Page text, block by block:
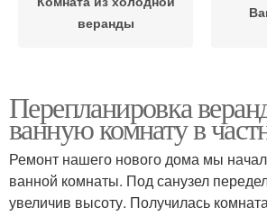
веранды
доме
Комнаты в частном
Перепланировка
ванную комнату в
Ремонт нашего нового дома мы
ванной комнаты. Под санузел
увеличив высоту. Получилась